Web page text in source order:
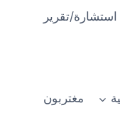
تقرير
مغتربون